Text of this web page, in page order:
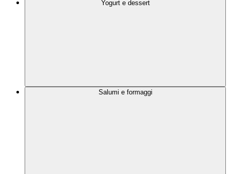
Yogurt e dessert
Salumi e formaggi